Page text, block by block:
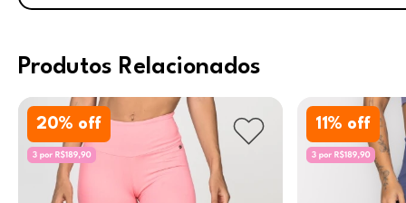
Produtos Relacionados
20% off 11 % off